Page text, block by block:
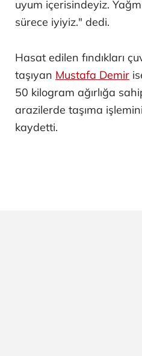
uyum içerisindeyiz.
sürece iyiyiz." dedi.
Hasat edilen fındıkları
taşıyan Mustafa Demir
50 kilogram ağırlığa
arazilerde taşıma
kaydetti.